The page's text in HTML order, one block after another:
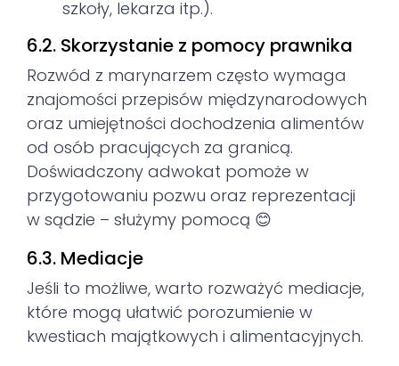
szkoły, lekarza itp.).
6.2. Skorzystanie z pomocy prawnika
Rozwód z marynarzem często wymaga
znajomości przepisów międzynarodowych
oraz umiejętności dochodzenia alimentów
od osób pracujących za granicą.
Doświadczony adwokat pomoże w
przygotowaniu pozwu oraz reprezentacji
w sądzie – służymy pomocą 😊
6.3. Mediacje
Jeśli to możliwe, warto rozważyć mediacje,
które mogą ułatwić porozumienie w
kwestiach majątkowych i alimentacyjnych.